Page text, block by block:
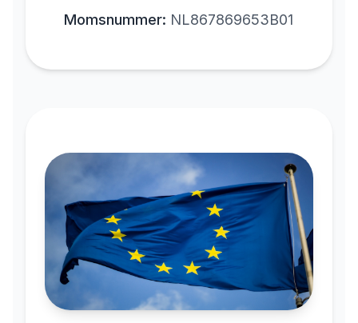
Momsnummer: NL867869653B01